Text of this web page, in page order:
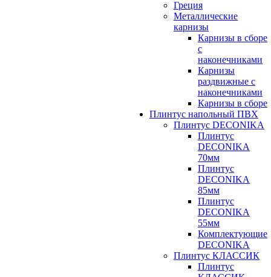
Греция
Металлические
карнизы
Карнизы в сборе
с
наконечниками
Карнизы
раздвижные с
наконечниками
Карнизы в сборе
Плинтус напольный ПВХ
Плинтус DECONIKA
Плинтус
DECONIKA
70мм
Плинтус
DECONIKA
85мм
Плинтус
DECONIKA
55мм
Комплектующие
DECONIKA
Плинтус КЛАССИК
Плинтус